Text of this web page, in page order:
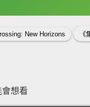
New Horizons
想看